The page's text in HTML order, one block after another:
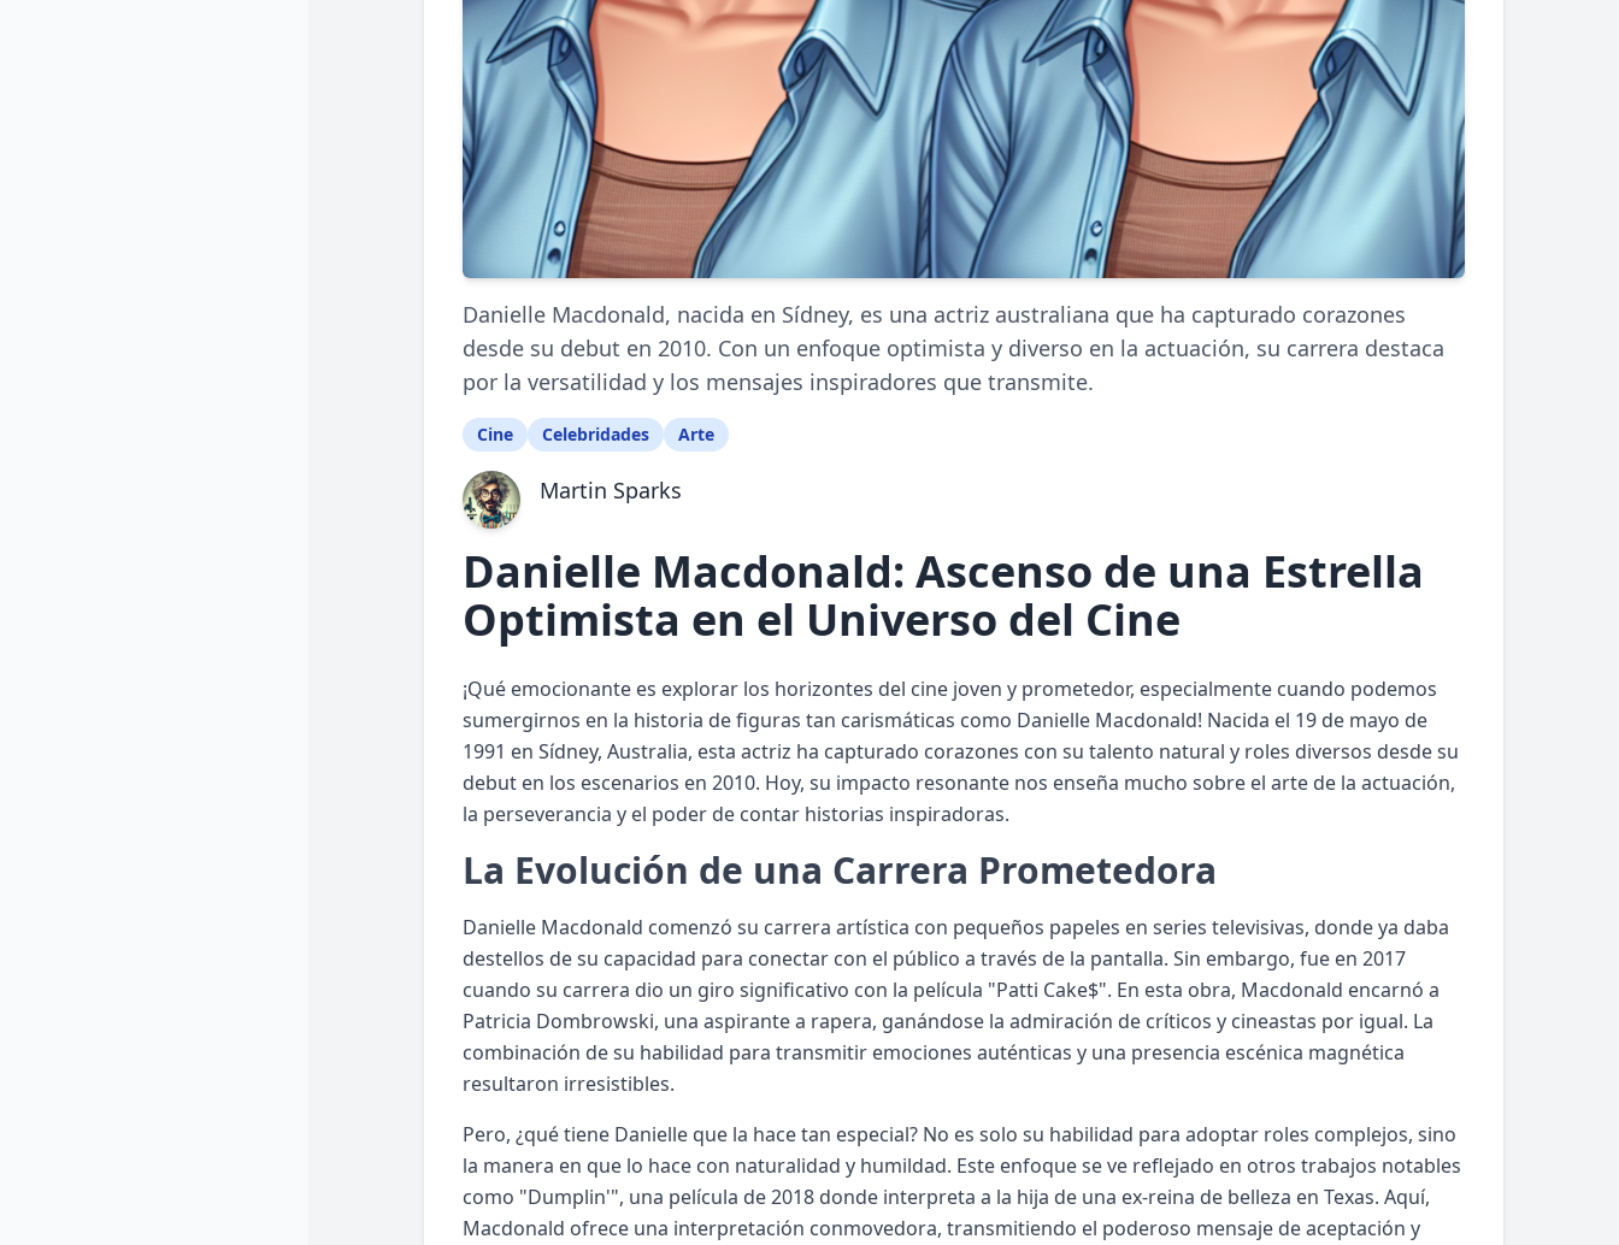
Danielle Macdonald, nacida en Sídney, es una actriz australiana que ha capturado corazones
desde su debut en 2010. Con un enfoque optimista y diverso en la actuación, su carrera destaca
por la versatilidad y los mensajes inspiradores que transmite.
Cine Celebridades Arte
Martin Sparks
Danielle Macdonald: Ascenso de una Estrella
Optimista en el Universo del Cine
¡Qué emocionante es explorar los horizontes del cine joven y prometedor, especialmente cuando podemos
sumergirnos en la historia de figuras tan carismáticas como Danielle Macdonald! Nacida el 19 de mayo de
1991 en Sídney, Australia, esta actriz ha capturado corazones con su talento natural y roles diversos desde su
debut en los escenarios en 2010. Hoy, su impacto resonante nos enseña mucho sobre el arte de la actuación,
la perseverancia y el poder de contar historias inspiradoras.
La Evolución de una Carrera Prometedora
Danielle Macdonald comenzó su carrera artística con pequeños papeles en series televisivas, donde ya daba
destellos de su capacidad para conectar con el público a través de la pantalla. Sin embargo, fue en 2017
cuando su carrera dio un giro significativo con la película "Patti Cake$". En esta obra, Macdonald encarnó a
Patricia Dombrowski, una aspirante a rapera, ganándose la admiración de críticos y cineastas por igual. La
combinación de su habilidad para transmitir emociones auténticas y una presencia escénica magnética
resultaron irresistibles.
Pero, ¿qué tiene Danielle que la hace tan especial? No es solo su habilidad para adoptar roles complejos, sino
la manera en que lo hace con naturalidad y humildad. Este enfoque se ve reflejado en otros trabajos notables
como "Dumplin'", una película de 2018 donde interpreta a la hija de una ex-reina de belleza en Texas. Aquí,
Macdonald ofrece una interpretación conmovedora, transmitiendo el poderoso mensaje de aceptación y